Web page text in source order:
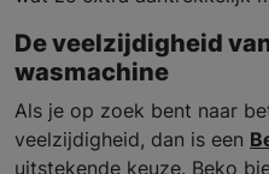
De veelzijdigheid
wasmachine
Als je op zoek bent naar
veelzijdigheid, dan is een
uitstekende keuze. Beko